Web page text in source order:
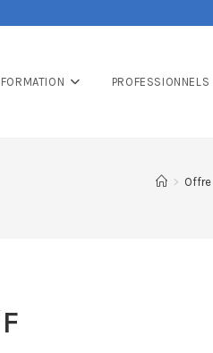
FORMATION PROFESSIONNELS
>